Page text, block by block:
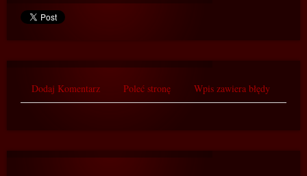
Dodaj Komentarz Poleć stronę Wpis zawiera błędy